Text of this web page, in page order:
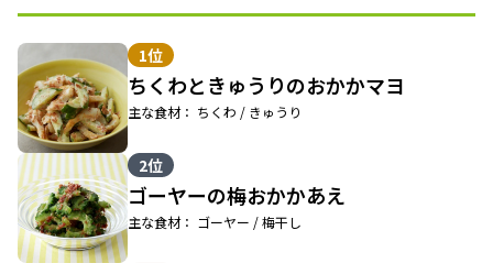
1位
ちくわときゅうりのおかかマヨ
主な食材： ちくわ / きゅうり
2位
ゴーヤーの梅おかかあえ
主な食材： ゴーヤー / 梅干し